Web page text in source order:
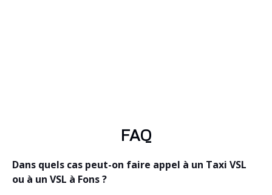
FAQ
Dans quels cas peut-on faire appel à un Taxi VSL
ou à un VSL à Fons ?